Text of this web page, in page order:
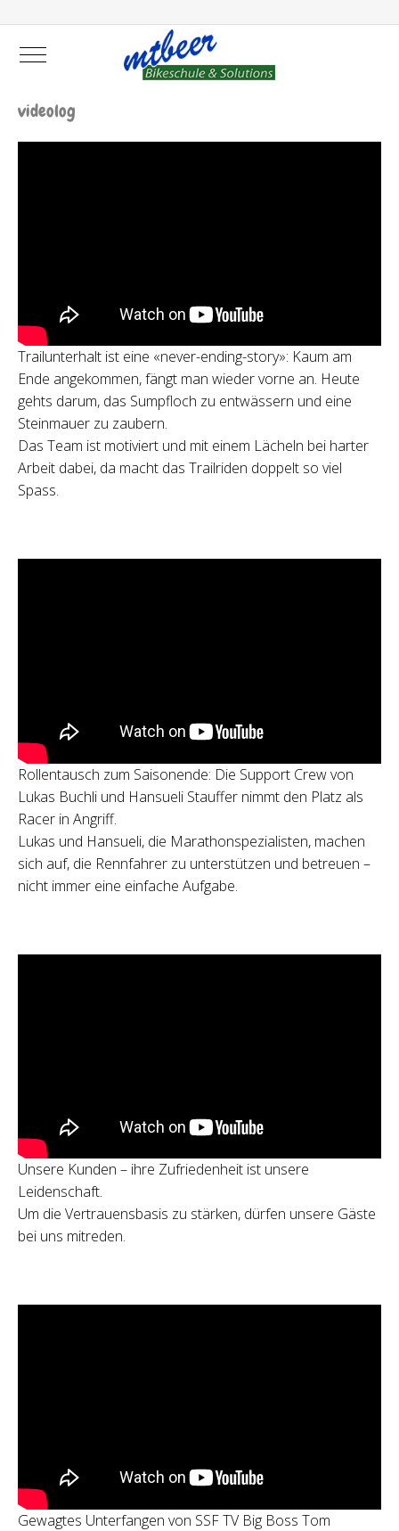
Mobile Menu Toggle
videolog
Trailunterhalt ist eine «never-ending-story»: Kaum am
Ende angekommen, fängt man wieder vorne an. Heute
gehts darum, das Sumpfloch zu entwässern und eine
Steinmauer zu zaubern.
Das Team ist motiviert und mit einem Lächeln bei harter
Arbeit dabei, da macht das Trailriden doppelt so viel
Spass.
Rollentausch zum Saisonende: Die Support Crew von
Lukas Buchli und Hansueli Stauffer nimmt den Platz als
Racer in Angriff.
Lukas und Hansueli, die Marathonspezialisten, machen
sich auf, die Rennfahrer zu unterstützen und betreuen –
nicht immer eine einfache Aufgabe.
Unsere Kunden – ihre Zufriedenheit ist unsere
Leidenschaft.
Um die Vertrauensbasis zu stärken, dürfen unsere Gäste
bei uns mitreden.
Gewagtes Unterfangen von SSF TV Big Boss Tom